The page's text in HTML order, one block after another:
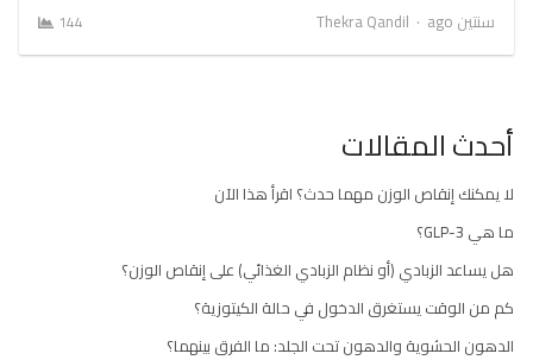
سنتين ago
Author
Thekra Qandil
144
أحدث المقالات
لا يمكنك إنقاص الوزن مهما حدث؟ اقرأ هذا الآن
ما هي GLP-3؟
هل يساعد الزبادي (أو نظام الزبادي الغذائي) على إنقاص الوزن؟
كم من الوقت يستغرق الدخول في حالة الكيتوزية؟
الدهون الحشوية والدهون تحت الجلد: ما الفرق بينهما؟